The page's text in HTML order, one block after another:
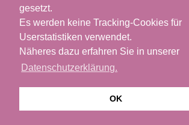
gesetzt.
Es werden keine Tracking-Cookies für
Userstatistiken verwendet.
Näheres dazu erfahren Sie in unserer
Datenschutzerklärung.
OK